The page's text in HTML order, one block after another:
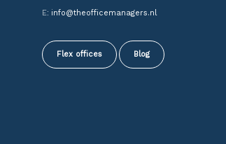
E: info@theofficemanagers.nl
Flex offices Blog